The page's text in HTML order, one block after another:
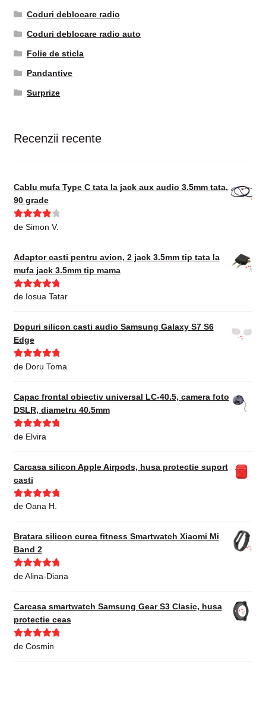
Coduri deblocare radio
Coduri deblocare radio auto
Folie de sticla
Pandantive
Surprize
Recenzii recente
Cablu mufa Type C tata la jack aux audio 3.5mm tata,
90 grade
Evaluat la
de Simon V.
Adaptor casti pentru avion, 2 jack 3.5mm tip tata la
mufa jack 3.5mm tip mama
Evaluat la5
de Iosua Tatar
Dopuri silicon casti audio Samsung Galaxy S7 S6
Edge
Evaluat la5
de Doru Toma
Capac frontal obiectiv universal LC-40.5, camera foto
DSLR, diametru 40.5mm
Evaluat la
de Elvira
Carcasa silicon Apple Airpods, husa protectie suport
casti
Evaluat la5
de Oana H.
Bratara silicon curea fitness Smartwatch Xiaomi Mi
Band 2
Evaluat la5
de Alina-Diana
Carcasa smartwatch Samsung Gear S3 Clasic, husa
protectie ceas
Evaluat la5
de Cosmin